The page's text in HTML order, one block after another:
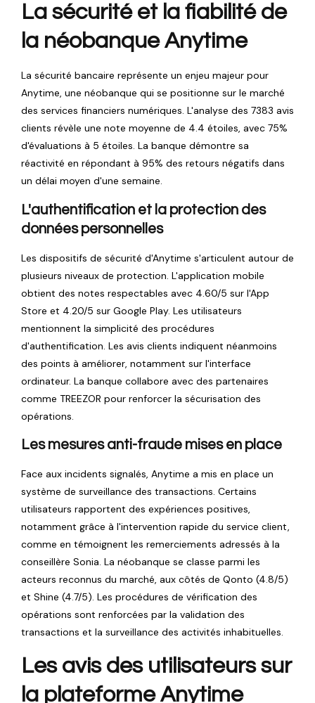
La sécurité et la fiabilité de
la néobanque Anytime
La sécurité bancaire représente un enjeu majeur pour
Anytime, une néobanque qui se positionne sur le marché
des services financiers numériques. L'analyse des 7383 avis
clients révèle une note moyenne de 4.4 étoiles, avec 75%
d'évaluations à 5 étoiles. La banque démontre sa
réactivité en répondant à 95% des retours négatifs dans
un délai moyen d'une semaine.
L'authentification et la protection des
données personnelles
Les dispositifs de sécurité d'Anytime s'articulent autour de
plusieurs niveaux de protection. L'application mobile
obtient des notes respectables avec 4.60/5 sur l'App
Store et 4.20/5 sur Google Play. Les utilisateurs
mentionnent la simplicité des procédures
d'authentification. Les avis clients indiquent néanmoins
des points à améliorer, notamment sur l'interface
ordinateur. La banque collabore avec des partenaires
comme TREEZOR pour renforcer la sécurisation des
opérations.
Les mesures anti-fraude mises en place
Face aux incidents signalés, Anytime a mis en place un
système de surveillance des transactions. Certains
utilisateurs rapportent des expériences positives,
notamment grâce à l'intervention rapide du service client,
comme en témoignent les remerciements adressés à la
conseillère Sonia. La néobanque se classe parmi les
acteurs reconnus du marché, aux côtés de Qonto (4.8/5)
et Shine (4.7/5). Les procédures de vérification des
opérations sont renforcées par la validation des
transactions et la surveillance des activités inhabituelles.
Les avis des utilisateurs sur
la plateforme Anytime